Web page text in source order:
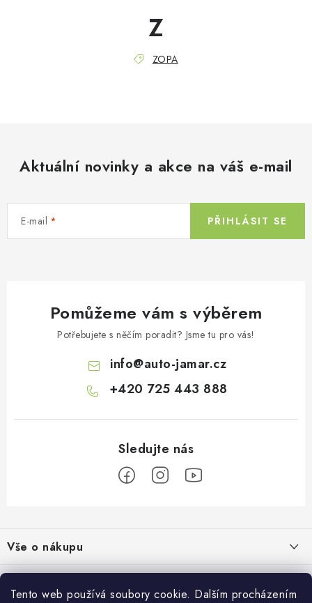
Tento web používá soubory cookie. Dalším procházením
Z
ZOPA
Aktuální novinky a akce na váš e-mail
E-mail PŘIHLÁSIT SE
Pomůžeme vám s výběrem
Potřebujete s něčím poradit? Jsme tu pro vás!
info@auto-jamar.cz
+420 725 443 888
p
a
Vše o nákupu
Doprava a platba
Vrácení a výměna